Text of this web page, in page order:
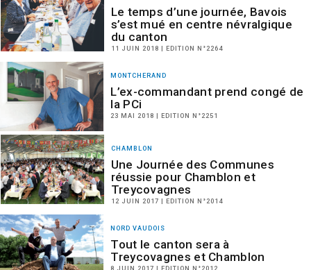
Le temps d’une journée, Bavois
s’est mué en centre névralgique
du canton
11 JUIN 2018 | EDITION N°2264
MONTCHERAND
L’ex-commandant prend congé de
la PCi
23 MAI 2018 | EDITION N°2251
CHAMBLON
Une Journée des Communes
réussie pour Chamblon et
Treycovagnes
12 JUIN 2017 | EDITION N°2014
NORD VAUDOIS
Tout le canton sera à
Treycovagnes et Chamblon
8 JUIN 2017 | EDITION N°2012